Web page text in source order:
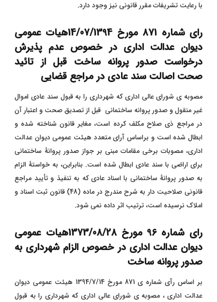
با رعایت تشریفات مقرر قانونی نیز وجود دارد.
رای شماره 871 مورخ 14/07/1394هیات عمومی
دیوان عدالت اداری در خصوص عدم پذیرش
درخواست صدور پروانه ساخت قبل از تائید
صحت اصالت سند عادی در مراجع قضایی
مصوبه ی شورای عالی اداری که شهرداری را به قبول سند عادی اموال
غیر منقول و صدور پروانه ساختمانی قبل از تصدیق صحت و اعتبار آن
در مراجع ذی صلاح مکلف کرده است، مغایر قانون شناخته شده و
ابطال شده است و براساس آرای متعدد هیئت عمومی دیوان عدالت
اداری، مصوبات برخی مقامات مبنی بر جواز صدور پروانۀ ساختمانی
برای اراضی با سند عادی ابطال شده است. بنابراین، به خواستۀ الزام
به صدور پروانۀ ساختمانی با اسناد عادی که به تنفیذ و تأیید مراجع
قانونی صلاحیت دار به شرح مندرج در ماده (48) قانون ثبت اسناد و
املاک نرسیده است، ترتیب اثر داده نمی شود.
رای شماره 96 مورخ 1373/08/28هیات عمومی
دیوان عدالت اداری در خصوص الزام شهرداری به
صدور پروانه ساخت
بر اساس رآی شماره ی 871 مورخ 1394/7/14 هیئت عمومی دیوان
عدالت اداری ، مصوبه ی شورای عالی اداری که شهرداری را به قبول